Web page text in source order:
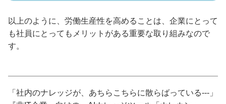
以上のように、労働生産性を高めることは、企業にとって
も社員にとってもメリットがある重要な取り組みなので
す。
「社内のナレッジが、あちらこちらに散らばっている---」